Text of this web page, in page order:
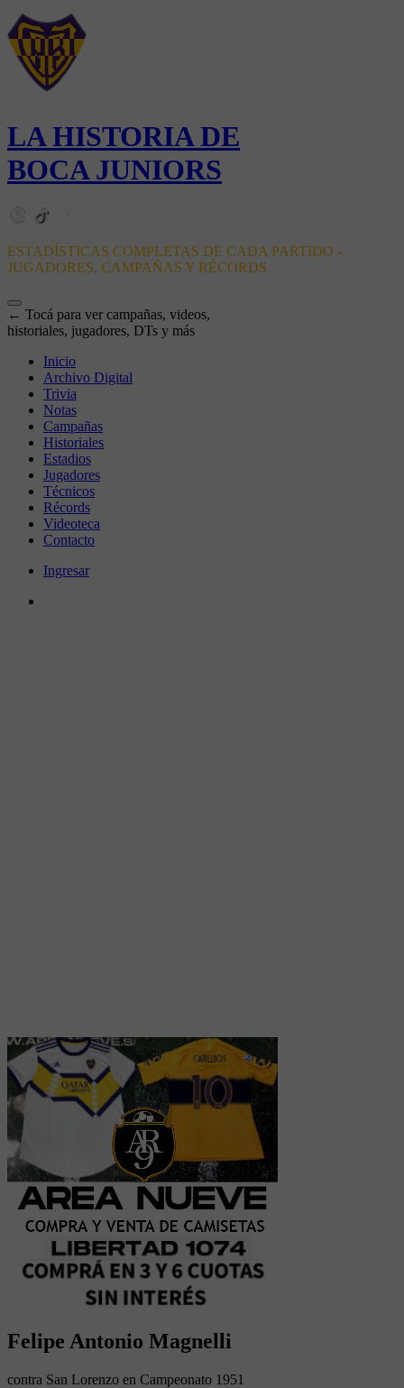
LA HISTORIA DE
BOCA JUNIORS
ESTADÍSTICAS COMPLETAS DE CADA PARTIDO -
JUGADORES, CAMPAÑAS Y RÉCORDS
← Tocá para ver campañas, videos,
historiales, jugadores, DTs y más
Inicio
Archivo Digital
Trivia
Notas
Campañas
Historiales
Estadios
Jugadores
Técnicos
Récords
Videoteca
Contacto
Ingresar
Felipe Antonio Magnelli
contra San Lorenzo en Campeonato 1951